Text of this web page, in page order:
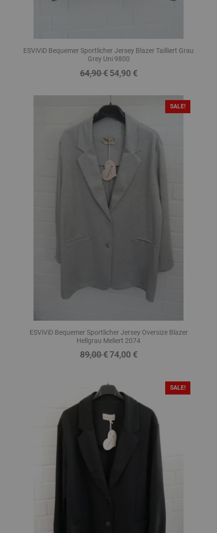
ESViViD Bequemer Sportlicher Jersey Blazer Tailliert Grau
Grey Uni 9800
Regulärer
64,90 € Preis
54,90 €
ESViViD Bequemer Sportlicher Jersey Oversize Blazer
Hellgrau Meliert 2074
Regulärer
89,00 € Preis
74,00 €
SALE!
SALE!